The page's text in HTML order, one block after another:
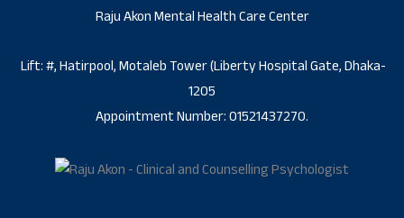
Raju Akon Mental Health Care Center
Lift: #, Hatirpool, Motaleb Tower (Liberty Hospital Gate, Dhaka-
1205
Appointment Number: 01521437270.